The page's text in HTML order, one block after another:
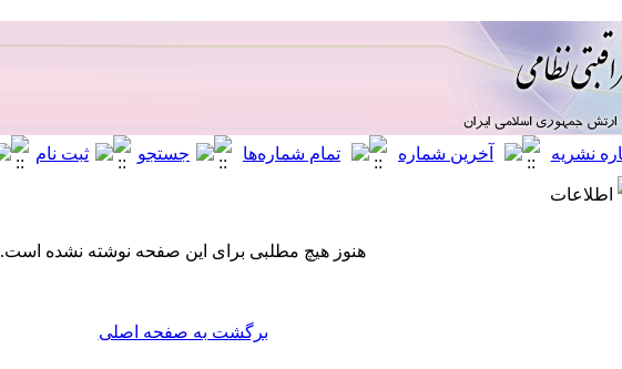
اطلاعات
هنوز هیچ مطلبی برای این صفحه نوشته نشده است.
برگشت به صفحه اصلی